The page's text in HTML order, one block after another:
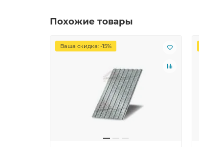
Похожие товары
Ваша скидка: -15%